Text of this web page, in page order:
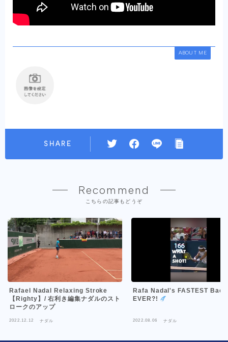
ABOUT ME
SHARE
Recommend
こちらの記事もどうぞ
Rafael Nadal Relaxing Stroke
【Righty】/ 右利き編集ナダルのスト
ロークのアップ
2022.12.12 ナダル
Rafa Nadal's FASTEST
EVER?!
2022.08.06 ナダル